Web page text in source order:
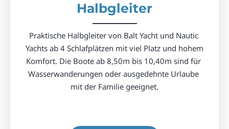
Halbgleiter
Praktische Halbgleiter von Balt Yacht und Nautic
Yachts ab 4 Schlafplätzen mit viel Platz und hohem
Komfort. Die Boote ab 8,50m bis 10,40m sind für
Wasserwanderungen oder ausgedehnte Urlaube
mit der Familie geeignet.